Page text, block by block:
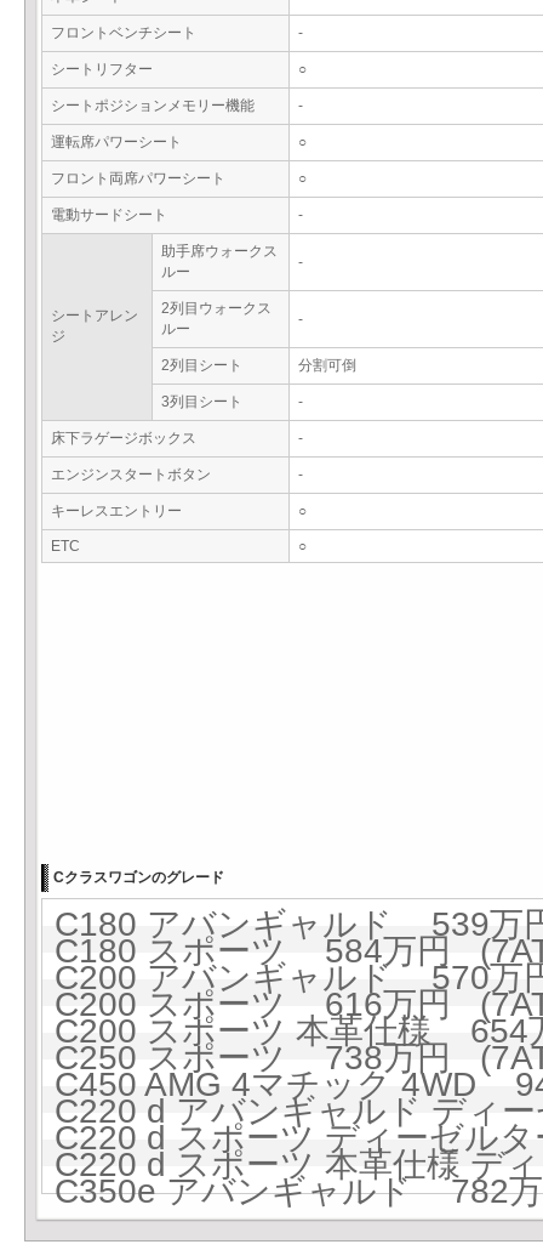
フロントベンチシート -
シートリフター ○
シートポジションメモリー機能 -
運転席パワーシート ○
フロント両席パワーシート ○
電動サードシート -
シートアレン
ジ
助手席ウォークス
ルー
-
2列目ウォークス
ルー
-
2列目シート 分割可倒
3列目シート -
床下ラゲージボックス -
エンジンスタートボタン -
キーレスエントリー ○
ETC ○
Cクラスワゴンのグレード
C180 アバンギャルド 539万
C180 スポーツ 584万円
C200 アバンギャルド 570万
C200 スポーツ 616万円
C200 スポーツ 本革仕様 654
C250 スポーツ 738万円
C450 AMG 4マチック 4WD
C220 d アバンギャルド ディ
C220 d スポーツ ディーゼル
C220 d スポーツ 本革仕様
C350e アバンギャルド 782